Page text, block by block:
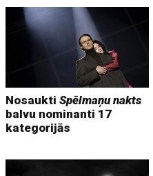
NosauktiSpēlmaņu nakts
balvu nominanti 17
kategorijās